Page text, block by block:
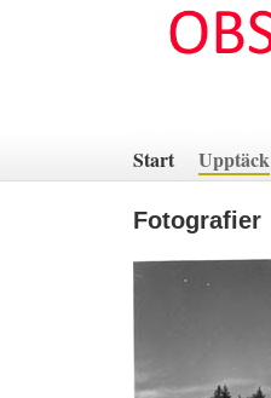
innehåll
Start Upptäck
Fotografier